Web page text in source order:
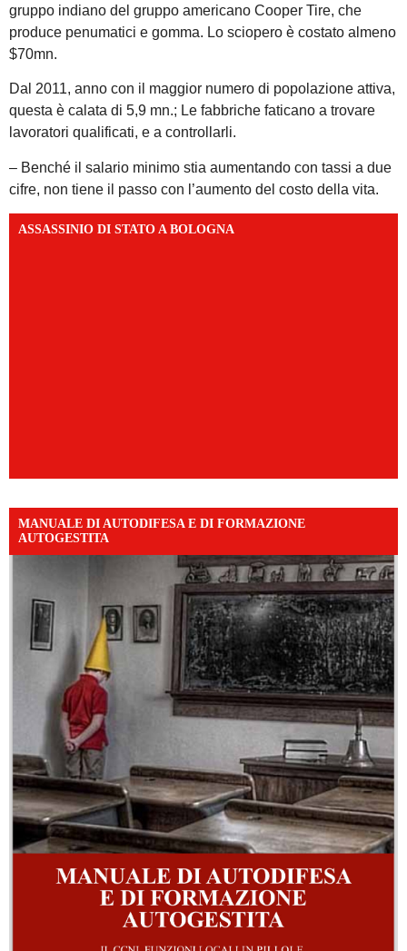
gruppo indiano del gruppo americano Cooper Tire, che
produce penumatici e gomma. Lo sciopero è costato almeno
$70mn.
Dal 2011, anno con il maggior numero di popolazione attiva,
questa è calata di 5,9 mn.; Le fabbriche faticano a trovare
lavoratori qualificati, e a controllarli.
– Benché il salario minimo stia aumentando con tassi a due
cifre, non tiene il passo con l’aumento del costo della vita.
ASSASSINIO DI STATO A BOLOGNA
MANUALE DI AUTODIFESA E DI FORMAZIONE
AUTOGESTITA